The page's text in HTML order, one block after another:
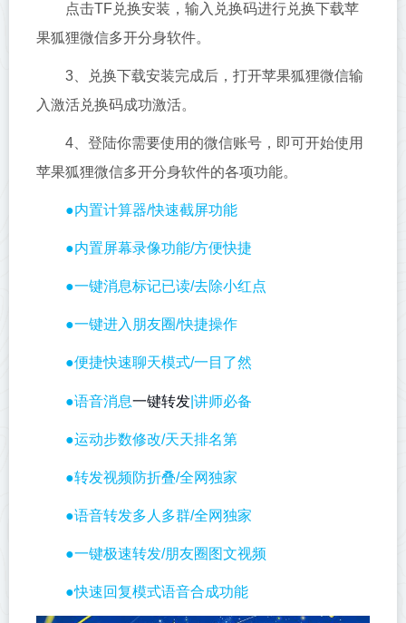
点击TF兑换安装，输入兑换码进行兑换下载苹
果狐狸微信多开分身软件。
3、兑换下载安装完成后，打开苹果狐狸微信输
入激活兑换码成功激活。
4、登陆你需要使用的微信账号，即可开始使用
苹果狐狸微信多开分身软件的各项功能。
●内置计算器/快速截屏功能
●内置屏幕录像功能/方便快捷
●一键消息标记已读/去除小红点
●一键进入朋友圈/快捷操作
●便捷快速聊天模式/一目了然
●语音消息一键转发 |讲师必备
●运动步数修改/天天排名第
●转发视频防折叠/全网独家
●语音转发多人多群/全网独家
●一键极速转发/朋友圈图文视频
●快速回复模式语音合成功能